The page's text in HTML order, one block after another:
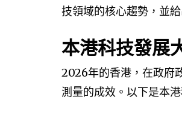
技領域的核心趨勢，並
本港科技發展
2026年的香港，在政府
測量的成效。以下是本